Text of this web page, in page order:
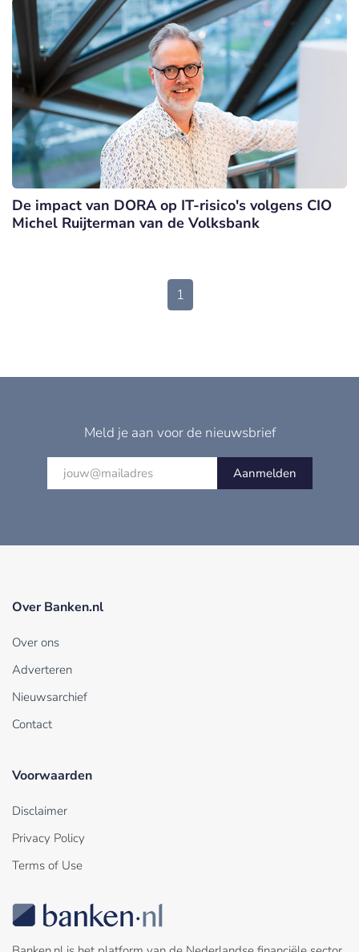
De impact van DORA op IT-risico's volgens CIO
Michel Ruijterman van de Volksbank
1
Meld je aan voor de nieuwsbrief
Aanmelden
Over Banken.nl
Over ons
Adverteren
Nieuwsarchief
Contact
Voorwaarden
Disclaimer
Privacy Policy
Terms of Use